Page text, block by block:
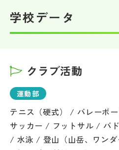
学校データ
クラブ活動
運動部
テニス（硬式） / バレーボ
サッカー / フットサル / バ
/ 水泳 / 登山（山岳、ワンダ